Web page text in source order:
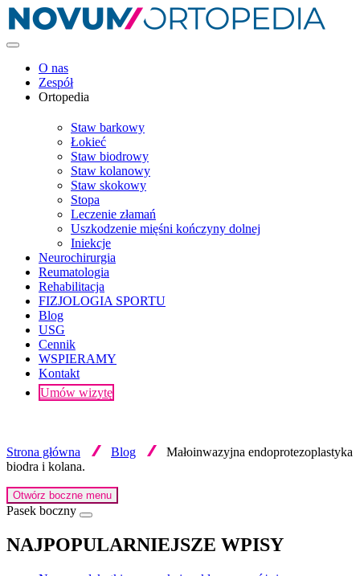
O nas
Zespół
Ortopedia
Staw barkowy
Łokieć
Staw biodrowy
Staw kolanowy
Staw skokowy
Stopa
Leczenie złamań
Uszkodzenie mięśni kończyny dolnej
Iniekcje
Neurochirurgia
Reumatologia
Rehabilitacja
FIZJOLOGIA SPORTU
Blog
USG
Cennik
WSPIERAMY
Kontakt
Umów wizytę
Strona główna Blog
Małoinwazyjna endoprotezoplastyka
biodra i kolana.
Otwórz boczne menu
Pasek boczny
NAJPOPULARNIEJSZE WPISY